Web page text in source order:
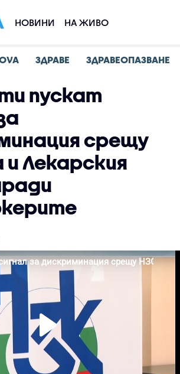
НОВИНИ НА ЖИВО
ЗДРАВЕ ЗДРАВЕОПАЗВАНЕ
пускат
срещу
Лекарския